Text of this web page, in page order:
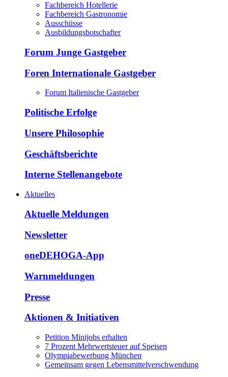
Fachbereich Hotellerie
Fachbereich Gastronomie
Ausschüsse
Ausbildungsbotschafter
Forum Junge Gastgeber
Foren Internationale Gastgeber
Forum Italienische Gastgeber
Politische Erfolge
Unsere Philosophie
Geschäftsberichte
Interne Stellenangebote
Aktuelles
Aktuelle Meldungen
Newsletter
oneDEHOGA-App
Warnmeldungen
Presse
Aktionen & Initiativen
Petition Minijobs erhalten
7 Prozent Mehrwertsteuer auf Speisen
Olympiabewerbung München
Gemeinsam gegen Lebensmittelverschwendung